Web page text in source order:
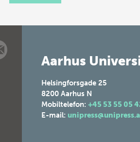
Aarhus
Helsingforsgade 25
8200 Aarhus N
Mobiltelefon: +45 53 55 05
E-mail: